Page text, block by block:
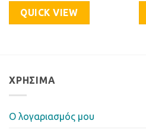
QUICK VIEW
ΧΡΉΣΙΜΑ
Ο λογαριασμός μου